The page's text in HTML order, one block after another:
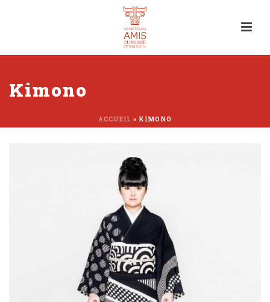
Kimono
ACCUEIL » KIMONO